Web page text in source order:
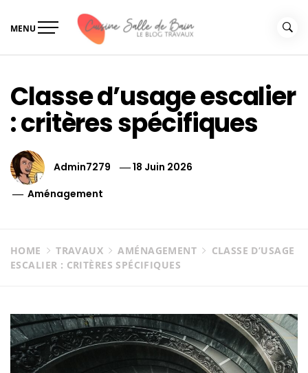
MENU
Classe d’usage escalier
: critères spécifiques
Admin7279
18 Juin 2026
Aménagement
HOME TRAVAUX AMÉNAGEMENT
CLASSE D’USAGE
ESCALIER : CRITÈRES SPÉCIFIQUES